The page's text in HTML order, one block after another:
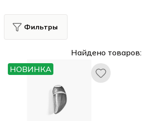
Фильтры
Найдено товаров:
НОВИНКА